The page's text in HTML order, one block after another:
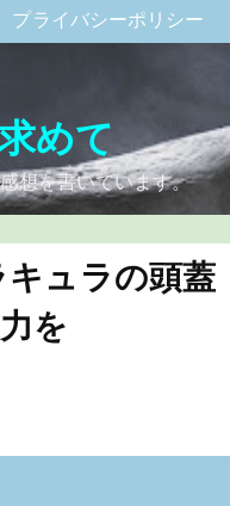
プライバシーポリシー
めて
想を書いています。
ュラの頭蓋
を